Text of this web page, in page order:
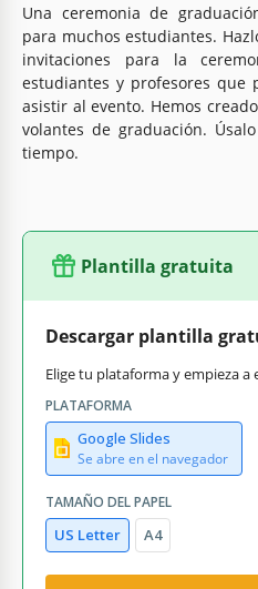
Una ceremonia de
para muchos estudiantes.
invitaciones para la
estudiantes y profesores que
asistir al evento. Hemos
volantes de graduación.
tiempo.
Plantilla gratuita
Descargar plantilla
Elige tu plataforma y empieza
PLATAFORMA
Google Slides
Se abre en el navegador
TAMAÑO DEL PAPEL
US Letter A4